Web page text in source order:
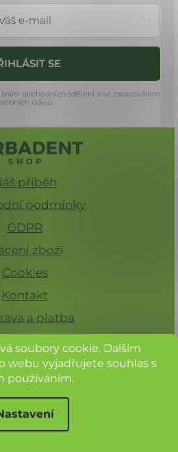
soubory cookie. Dalším
webu vyjadřujete souhlas s
používáním.
SE
obchodních sdělení a se zpracováním
údajů.
příběh
podmínky
GDPR
zboží
Cookies
Kontakt
a platba